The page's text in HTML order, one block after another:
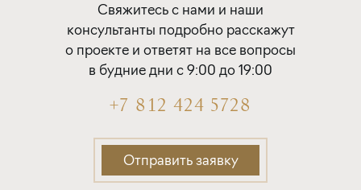
Свяжитесь с нами и наши
консультанты подробно расскажут
о проекте и ответят на все вопросы
в будние дни с 9:00 до 19:00
+7 812 424 5728
Отправить заявку